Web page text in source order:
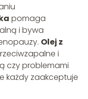
pomaga
i bywa
Olej z
i
czy problemami
każdy zaakceptuje